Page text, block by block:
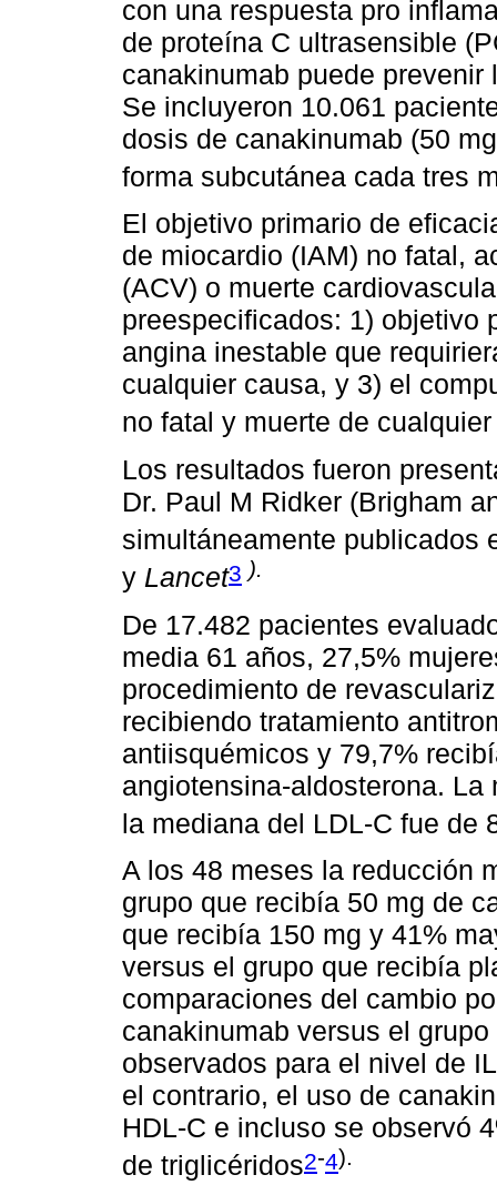
con una respuesta pro
de proteína C ultrasensible
canakinumab puede
Se incluyeron 10.061
dosis de canakinumab (50
forma subcutánea cada tres
El objetivo primario de
de miocardio (IAM) no fatal,
(ACV) o muerte
preespecificados: 1) objetivo
angina inestable que
cualquier causa, y 3) el
no fatal y muerte de
Los resultados fueron
Dr. Paul M Ridker (Brigham
simultáneamente publicados
y Lancet3 ).
De 17.482 pacientes
media 61 años, 27,5%
procedimiento de
recibiendo tratamiento
antiisquémicos y 79,7%
angiotensina-aldosterona.
la mediana del LDL-C fue de
A los 48 meses la reducción
grupo que recibía 50 mg de
que recibía 150 mg y 41%
versus el grupo que recibía
comparaciones del cambio
canakinumab versus el
observados para el nivel de
el contrario, el uso de
HDL-C e incluso se observó
de triglicéridos2-4).